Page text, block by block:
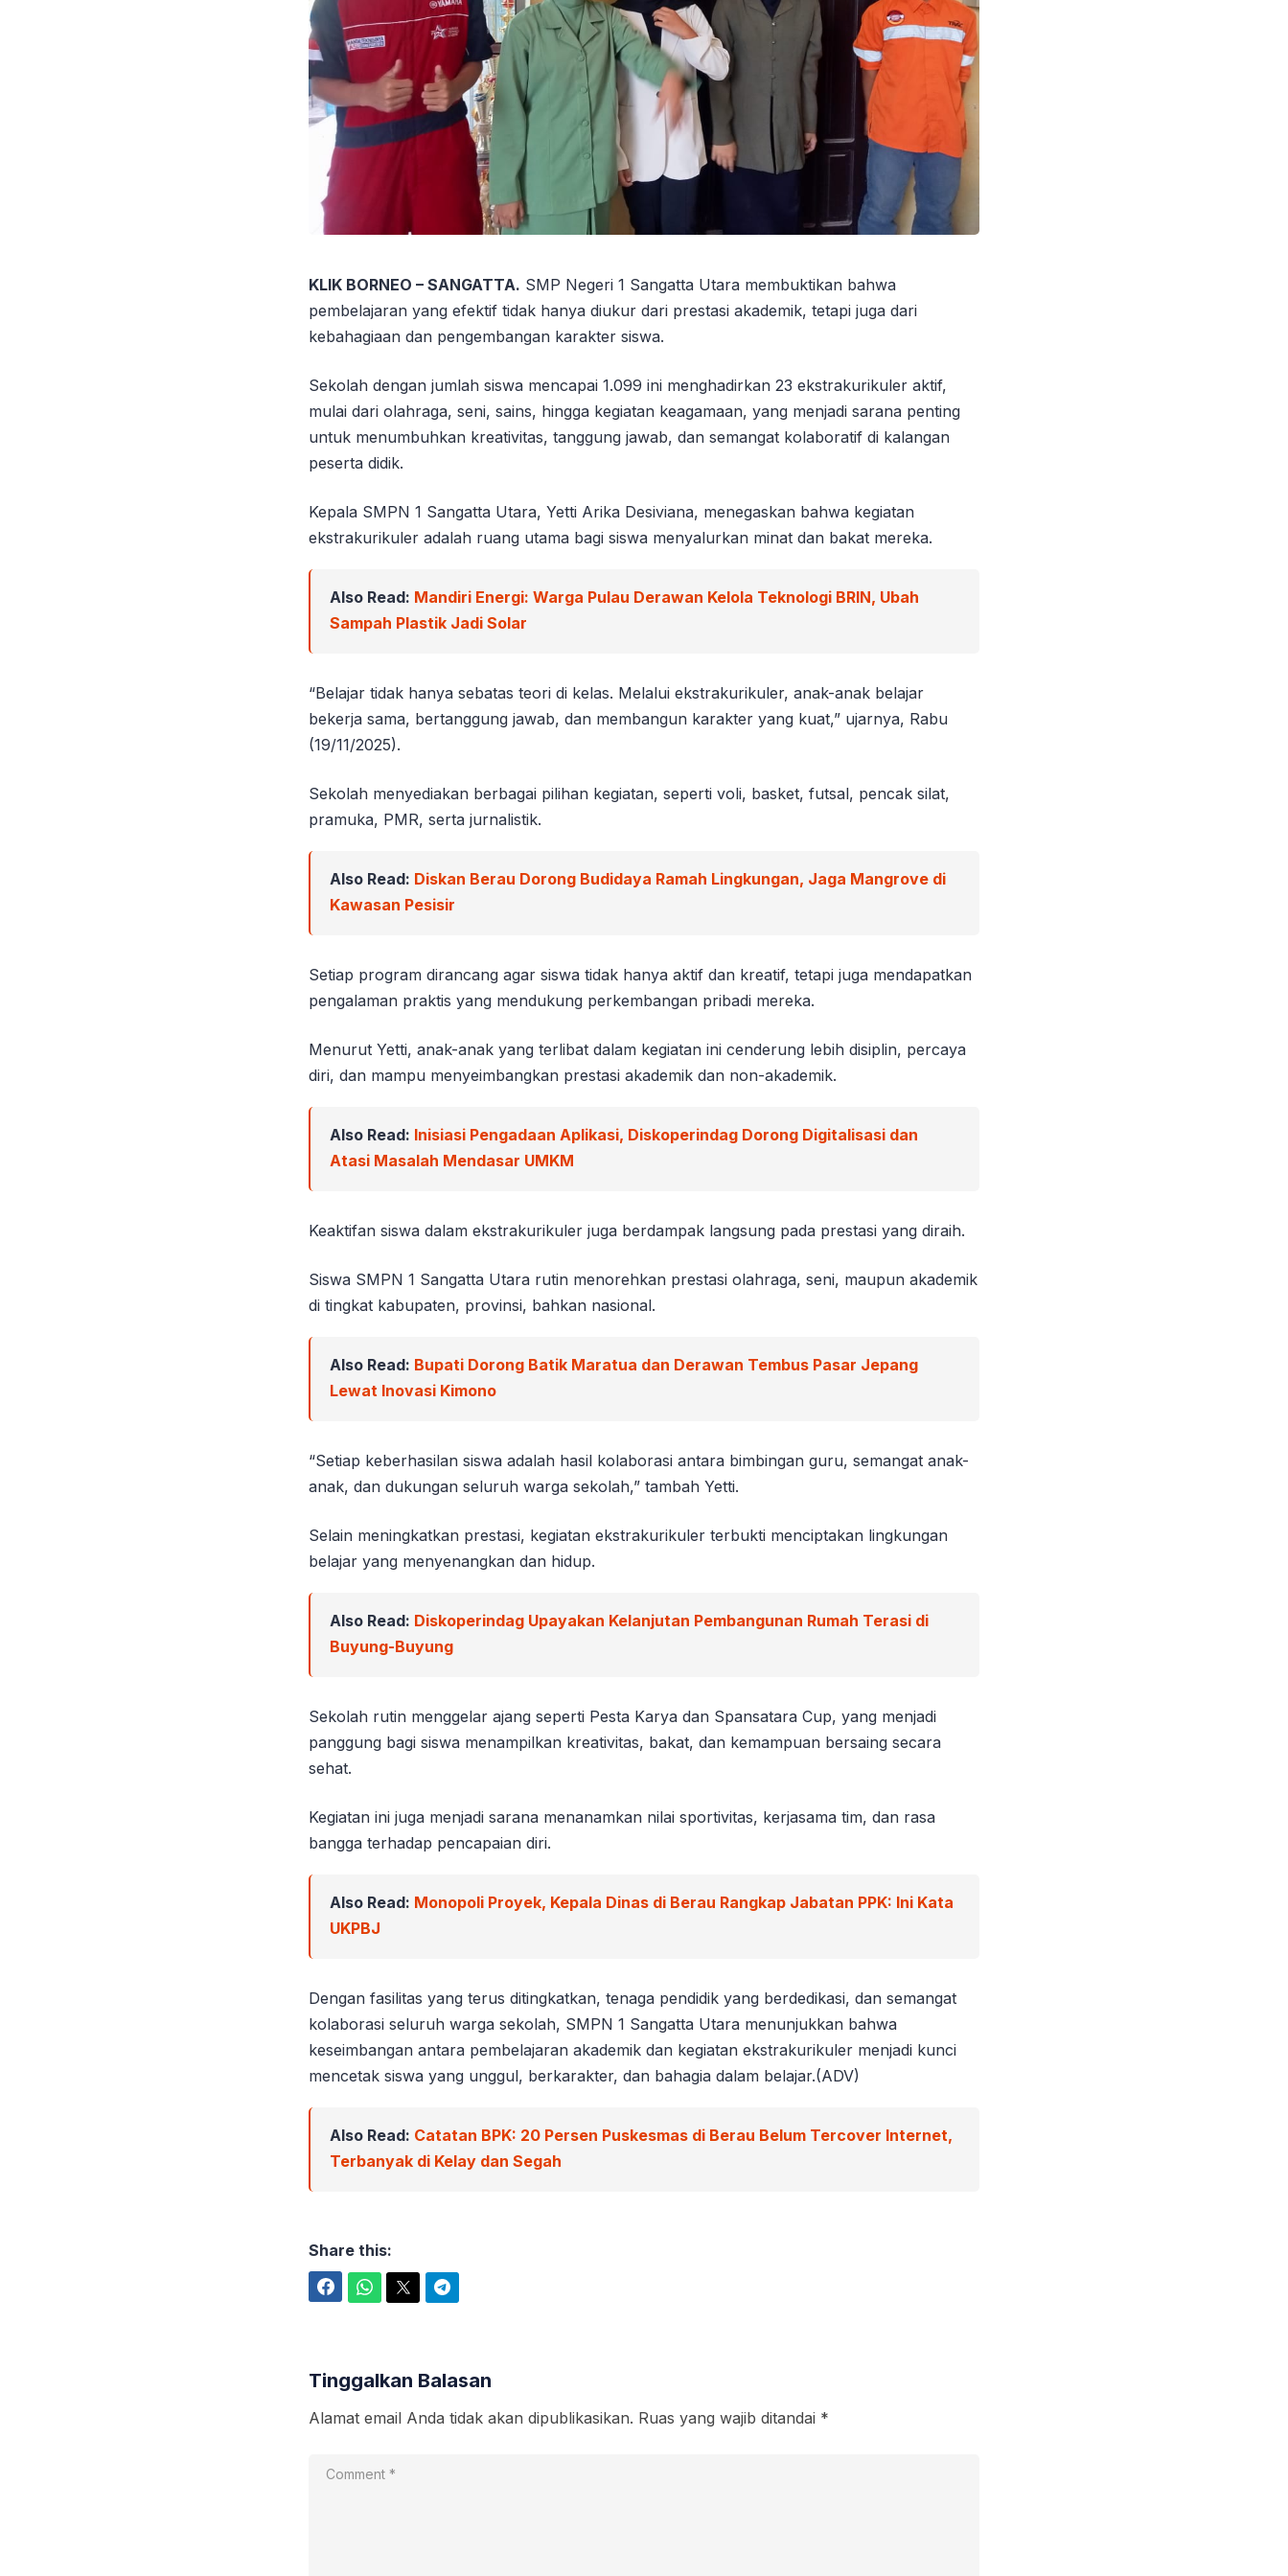
KLIK BORNEO – SANGATTA. SMP Negeri 1 Sangatta Utara membuktikan bahwa
pembelajaran yang efektif tidak hanya diukur dari prestasi akademik, tetapi juga dari
kebahagiaan dan pengembangan karakter siswa.
Sekolah dengan jumlah siswa mencapai 1.099 ini menghadirkan 23 ekstrakurikuler aktif,
mulai dari olahraga, seni, sains, hingga kegiatan keagamaan, yang menjadi sarana penting
untuk menumbuhkan kreativitas, tanggung jawab, dan semangat kolaboratif di kalangan
peserta didik.
Kepala SMPN 1 Sangatta Utara, Yetti Arika Desiviana, menegaskan bahwa kegiatan
ekstrakurikuler adalah ruang utama bagi siswa menyalurkan minat dan bakat mereka.
Also Read: Mandiri Energi: Warga Pulau Derawan Kelola Teknologi BRIN, Ubah
Sampah Plastik Jadi Solar
“Belajar tidak hanya sebatas teori di kelas. Melalui ekstrakurikuler, anak-anak belajar
bekerja sama, bertanggung jawab, dan membangun karakter yang kuat,” ujarnya, Rabu
(19/11/2025).
Sekolah menyediakan berbagai pilihan kegiatan, seperti voli, basket, futsal, pencak silat,
pramuka, PMR, serta jurnalistik.
Also Read: Diskan Berau Dorong Budidaya Ramah Lingkungan, Jaga Mangrove di
Kawasan Pesisir
Setiap program dirancang agar siswa tidak hanya aktif dan kreatif, tetapi juga mendapatkan
pengalaman praktis yang mendukung perkembangan pribadi mereka.
Menurut Yetti, anak-anak yang terlibat dalam kegiatan ini cenderung lebih disiplin, percaya
diri, dan mampu menyeimbangkan prestasi akademik dan non-akademik.
Also Read: Inisiasi Pengadaan Aplikasi, Diskoperindag Dorong Digitalisasi dan
Atasi Masalah Mendasar UMKM
Keaktifan siswa dalam ekstrakurikuler juga berdampak langsung pada prestasi yang diraih.
Siswa SMPN 1 Sangatta Utara rutin menorehkan prestasi olahraga, seni, maupun akademik
di tingkat kabupaten, provinsi, bahkan nasional.
Also Read: Bupati Dorong Batik Maratua dan Derawan Tembus Pasar Jepang
Lewat Inovasi Kimono
“Setiap keberhasilan siswa adalah hasil kolaborasi antara bimbingan guru, semangat anak-
anak, dan dukungan seluruh warga sekolah,” tambah Yetti.
Selain meningkatkan prestasi, kegiatan ekstrakurikuler terbukti menciptakan lingkungan
belajar yang menyenangkan dan hidup.
Also Read: Diskoperindag Upayakan Kelanjutan Pembangunan Rumah Terasi di
Buyung-Buyung
Sekolah rutin menggelar ajang seperti Pesta Karya dan Spansatara Cup, yang menjadi
panggung bagi siswa menampilkan kreativitas, bakat, dan kemampuan bersaing secara
sehat.
Kegiatan ini juga menjadi sarana menanamkan nilai sportivitas, kerjasama tim, dan rasa
bangga terhadap pencapaian diri.
Also Read: Monopoli Proyek, Kepala Dinas di Berau Rangkap Jabatan PPK: Ini Kata
UKPBJ
Dengan fasilitas yang terus ditingkatkan, tenaga pendidik yang berdedikasi, dan semangat
kolaborasi seluruh warga sekolah, SMPN 1 Sangatta Utara menunjukkan bahwa
keseimbangan antara pembelajaran akademik dan kegiatan ekstrakurikuler menjadi kunci
mencetak siswa yang unggul, berkarakter, dan bahagia dalam belajar.(ADV)
Also Read: Catatan BPK: 20 Persen Puskesmas di Berau Belum Tercover Internet,
Terbanyak di Kelay dan Segah
Share this:
Tinggalkan Balasan
Alamat email Anda tidak akan dipublikasikan. Ruas yang wajib ditandai *